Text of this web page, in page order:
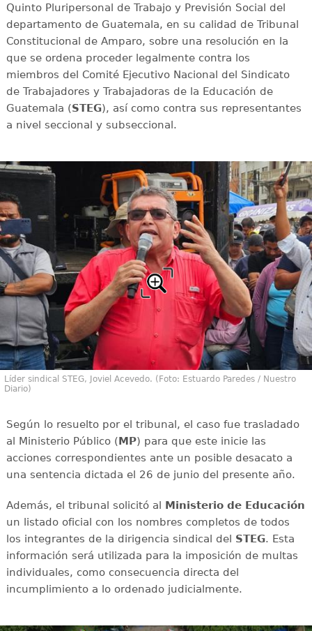
Quinto Pluripersonal de Trabajo y Previsión Social del
departamento de Guatemala, en su calidad de Tribunal
Constitucional de Amparo, sobre una resolución en la
que se ordena proceder legalmente contra los
miembros del Comité Ejecutivo Nacional del Sindicato
de Trabajadores y Trabajadoras de la Educación de
Guatemala (STEG), así como contra sus representantes
a nivel seccional y subseccional.
Líder sindical STEG, Joviel Acevedo. (Foto: Estuardo Paredes / Nuestro
Diario)
Según lo resuelto por el tribunal, el caso fue trasladado
al Ministerio Público (MP) para que este inicie las
acciones correspondientes ante un posible desacato a
una sentencia dictada el 26 de junio del presente año.
Además, el tribunal solicitó al Ministerio de Educación
un listado oficial con los nombres completos de todos
los integrantes de la dirigencia sindical del STEG. Esta
información será utilizada para la imposición de multas
individuales, como consecuencia directa del
incumplimiento a lo ordenado judicialmente.